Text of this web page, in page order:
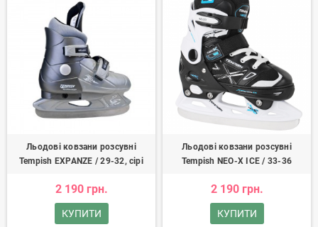
Льодові ковзани розсувні
Tempish EXPANZE / 29-32, сірі
2 190 грн.
КУПИТИ
Льодові ковзани розсувні
Tempish NEO-X ICE / 33-36
2 190 грн.
КУПИТИ